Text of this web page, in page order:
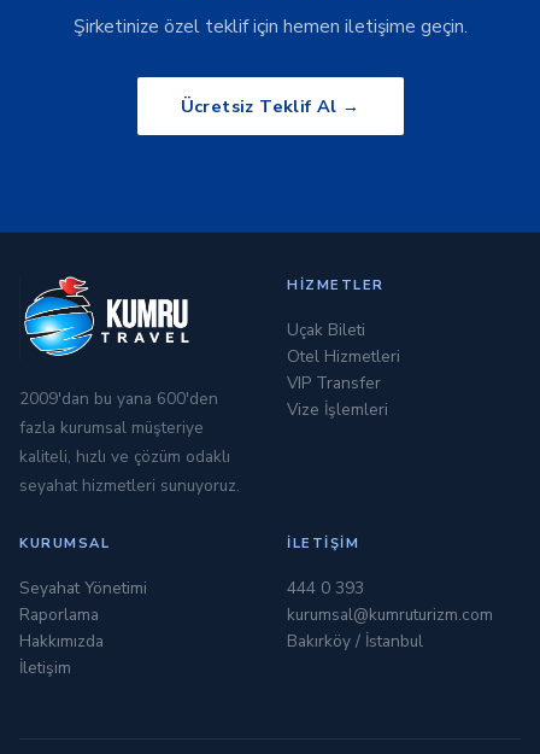
Şirketinize özel teklif için hemen iletişime geçin.
Ücretsiz Teklif Al →
2009'dan bu yana 600'den
fazla kurumsal müşteriye
kaliteli, hızlı ve çözüm odaklı
seyahat hizmetleri sunuyoruz.
HIZMETLER
Uçak Bileti
Otel Hizmetleri
VIP Transfer
Vize İşlemleri
KURUMSAL
Seyahat Yönetimi
Raporlama
Hakkımızda
İletişim
İLETIŞIM
444 0 393
kurumsal@kumruturizm.com
Bakırköy / İstanbul